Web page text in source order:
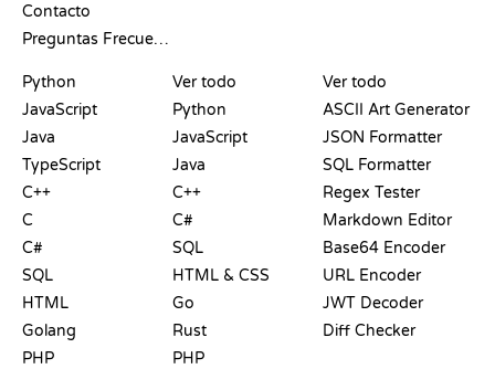
Contacto
Preguntas Frecuentes
Python
JavaScript
Java
TypeScript
C++
C
C#
SQL
HTML
Golang
PHP
Ver todo
Python
JavaScript
Java
C++
C#
SQL
HTML & CSS
Go
Rust
PHP
Ver todo
ASCII Art Generator
JSON Formatter
SQL Formatter
Regex Tester
Markdown Editor
Base64 Encoder
URL Encoder
JWT Decoder
Diff Checker